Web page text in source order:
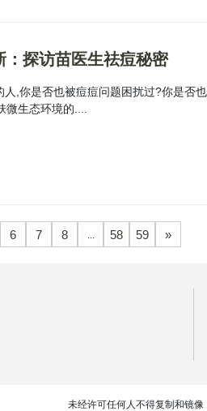
探访苗医生祛痘秘密
,你是否也被痘痘问题困扰过?你是否
生态环境的....
6 7 8 ... 58 59 »
未经许可任何人不得复制和镜